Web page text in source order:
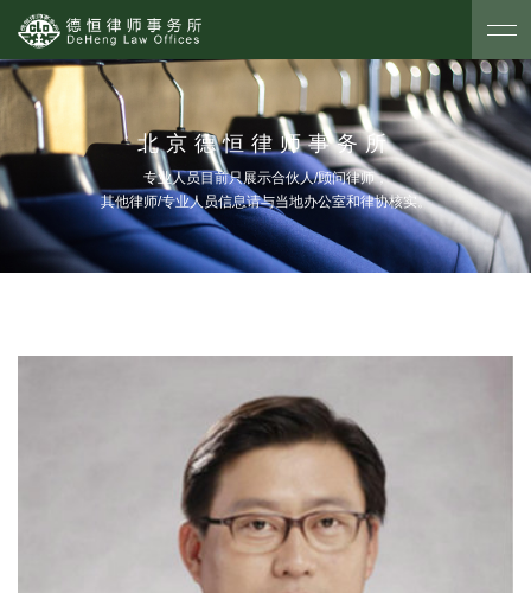
北京德恒律师事务所
专业人员目前只展示合伙人/顾问律师，
其他律师/专业人员信息请与当地办公室和律协核实。